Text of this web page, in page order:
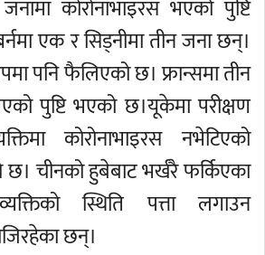
कोरोनाभाइरस भएको पुष्टि
एक र सिड्नीमा तीन जना छन्।
पनि फैलिएको छ। फ्रान्समा तीन
पुष्टि भएको छ।यूकेमा परीक्षण
कोरोनाभाइरस नभेटिएको
चीनको हुबेबाट भर्खरै फर्किएका
स्थिति पत्ता लगाउन
छन्।